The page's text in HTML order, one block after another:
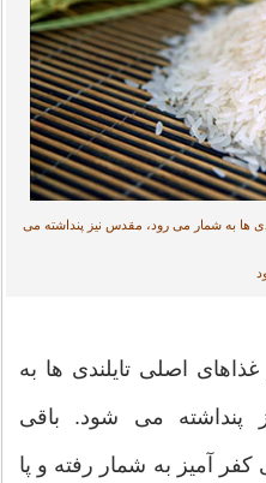
شمار می رود، مقدس نیز پنداشته می
اصلی تایلندی ها به
می شود. باقی
به شمار رفته و پا